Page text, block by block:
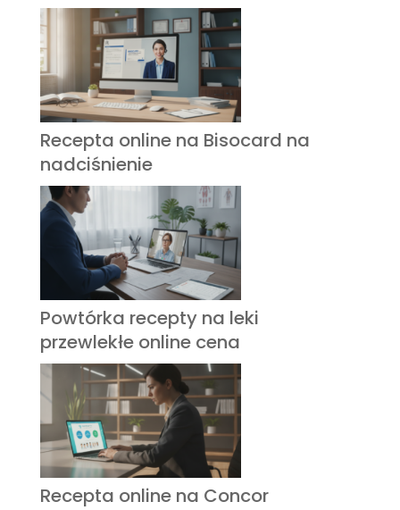
Recepta online na Bisocard na
nadciśnienie
Powtórka recepty na leki
przewlekłe online cena
Recepta online na Concor